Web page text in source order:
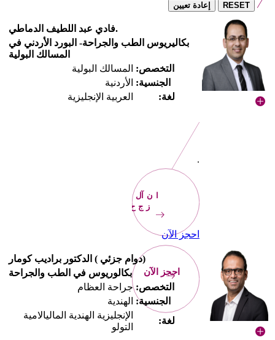
RESET إعادة تعيين
.فادي عبد اللطيف الدماطي
بكاليريوس الطب والجراحة- البورد الأردني في
المسالك البولية
التخصص: المسالك البولية
الجنسية: الأردنية
لغة:
العربية الإنجليزية
.
احجز
الآن
احجز الآن
احجز الآن
(دوام جزئي ) الدكتور براديب كومار
بكالوريوس في الطب والجراحة
التخصص: جراحة العظام
الجنسية: الهندية
لغة:
الإنجليزية الهندية الماليالامية
التولو